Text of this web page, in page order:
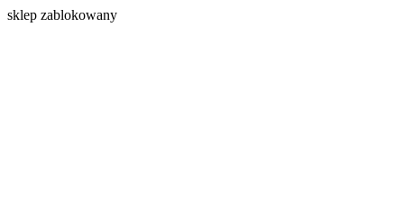
sklep zablokowany